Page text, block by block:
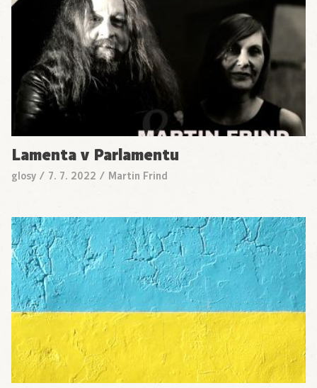
Lamenta v Parlamentu
glosy / 7. 7. 2022 / Martin Frind